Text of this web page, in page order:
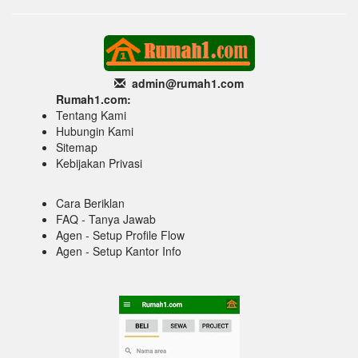
admin@rumah1.com
Rumah1.com:
Tentang Kami
Hubungin Kami
Sitemap
Kebijakan Privasi
Cara Beriklan
FAQ - Tanya Jawab
Agen - Setup Profile Flow
Agen - Setup Kantor Info